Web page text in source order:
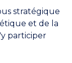
stratégique
et de la
participer